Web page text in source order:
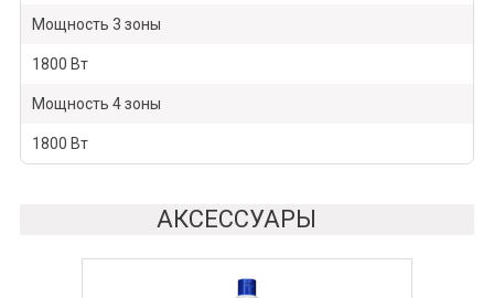
Мощность 3 зоны
1800 Вт
Мощность 4 зоны
1800 Вт
АКСЕССУАРЫ